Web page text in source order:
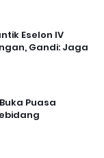
Eselon IV
Gandi: Jaga
Puasa